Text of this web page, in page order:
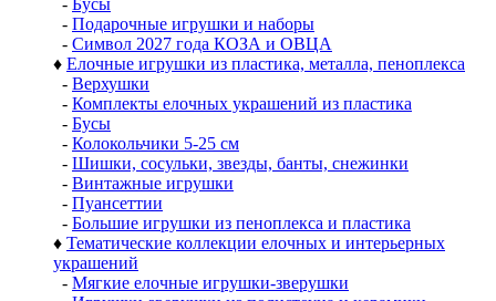
- Бусы
- Подарочные игрушки и наборы
- Символ 2027 года КОЗА и ОВЦА
♦ Елочные игрушки из пластика, металла, пеноплекса
- Верхушки
- Комплекты елочных украшений из пластика
- Бусы
- Колокольчики 5-25 см
- Шишки, сосульки, звезды, банты, снежинки
- Винтажные игрушки
- Пуансеттии
- Большие игрушки из пеноплекса и пластика
♦ Тематические коллекции елочных и интерьерных
украшений
- Мягкие елочные игрушки-зверушки